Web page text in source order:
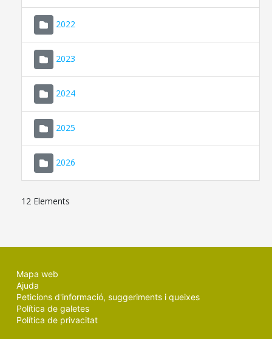
2022
2023
2024
2025
2026
12 Elements
Mapa web
Ajuda
Peticions d'informació, suggeriments i queixes
Política de galetes
Política de privacitat